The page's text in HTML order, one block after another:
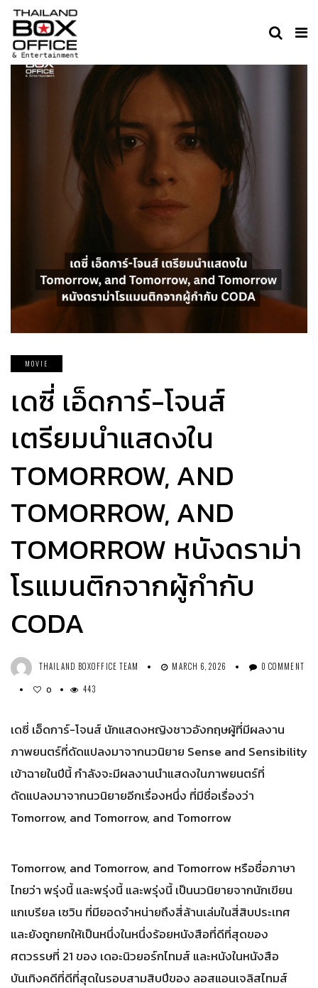
MOVIE
เดซี่ เอ็ดการ์-โจนส์
เตรียมนำแสดงใน
TOMORROW, AND
TOMORROW, AND
TOMORROW หนังดราม่า
โรแมนติกจากผู้กำกับ
CODA
THAILAND BOXOFFICE TEAM MARCH 6, 2026 0 COMMENT
0 443
เดซี่ เอ็ดการ์-โจนส์ นักแสดงหญิงชาวอังกฤษผู้ที่มีผลงาน
ภาพยนตร์ที่ดัดแปลงมาจากนวนิยาย Sense and Sensibility
เข้าฉายในปีนี้ กำลังจะมีผลงานนำแสดงในภาพยนตร์ที่
ดัดแปลงมาจากนวนิยายอีกเรื่องหนึ่ง ที่มีชื่อเรื่องว่า
Tomorrow, and Tomorrow, and Tomorrow
Tomorrow, and Tomorrow, and Tomorrow หรือชื่อภาษา
ไทยว่า พรุ่งนี้ และพรุ่งนี้ และพรุ่งนี้ เป็นนวนิยายจากนักเขียน
แกเบรียล เซวิน ที่มียอดจำหน่ายถึงสี่ล้านเล่มในสี่สิบประเทศ
และยังถูกยกให้เป็นหนึ่งในหนึ่งร้อยหนังสือที่ดีที่สุดของ
ศตวรรษที่ 21 ของ เดอะนิวยอร์กไทมส์ และหนังในหนังสือ
บันเทิงคดีที่ดีที่สุดในรอบสามสิบปีของ ลอสแอนเจลิสไทมส์